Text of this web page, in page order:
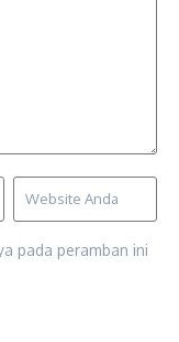
pada peramban ini